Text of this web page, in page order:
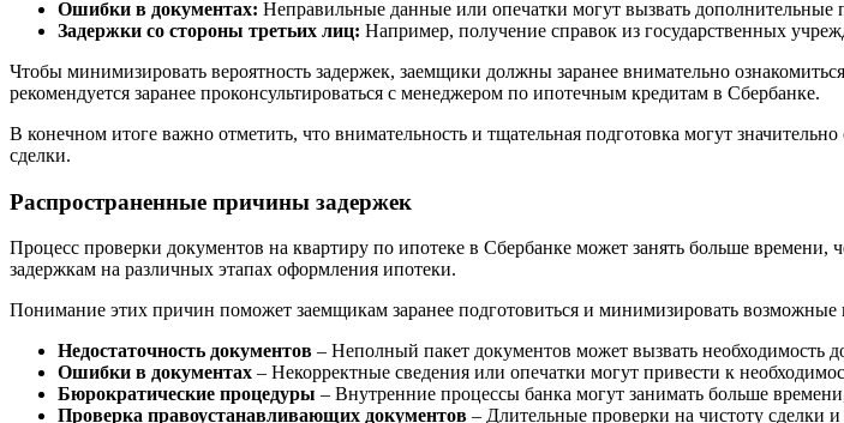
Ошибки в документах: Неправильные данные или опечатки могут вызвать дополнительные
Задержки со стороны третьих лиц: Например, получение справок из государственных
Чтобы минимизировать вероятность задержек, заемщики должны заранее внимательно
рекомендуется заранее проконсультироваться с менеджером по ипотечным кредитам в Сбербанке.
В конечном итоге важно отметить, что внимательность и тщательная подготовка могут
сделки.
Распространенные причины задержек
Процесс проверки документов на квартиру по ипотеке в Сбербанке может занять больше
задержкам на различных этапах оформления ипотеки.
Понимание этих причин поможет заемщикам заранее подготовиться и минимизировать возможные
Недостаточность документов – Неполный пакет документов может вызвать необходимость
Ошибки в документах – Некорректные сведения или опечатки могут привести к
Бюрократические процедуры – Внутренние процессы банка могут занимать больше
Проверка правоустанавливающих документов – Длительные проверки на чистоту сделки